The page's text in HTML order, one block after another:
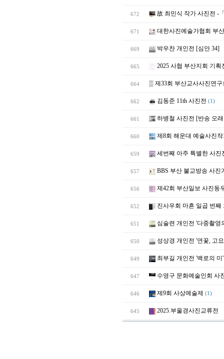
672 故 최민식 작가 사진전 -
671 대한사진예술가협회 부
669 박우찬 개인전 [심안 34]
665 2025 사협 부산지회 기획
664 ▒ 제33회 부산교사사진연구
662 김동준 11th 사진전 (1)
661 하병철 사진전 [반송 오
660 제8회 해운대 예술사진
659 세번째 아주 특별한 사진
657 BBS 부산 불교방송 사진
656 제42회 부산일보 사진동
652 진사우회 마흔 일곱 번째
651 심술련 개인전 '다중촬영
650 성상경 개인전 '연꽃, 고
649 최부길 개인전 '백로의 미'
647 수영구 문화예술인회 사
646 제9회 사상예술제 (1)
645 2025.부울경사진교류전